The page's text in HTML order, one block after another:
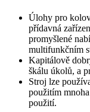
Úlohy pro
přídavná
promyšlené
multifunkčním
Kapitálově
škálu úkolů, a
Stroj lze
použitím
použití.